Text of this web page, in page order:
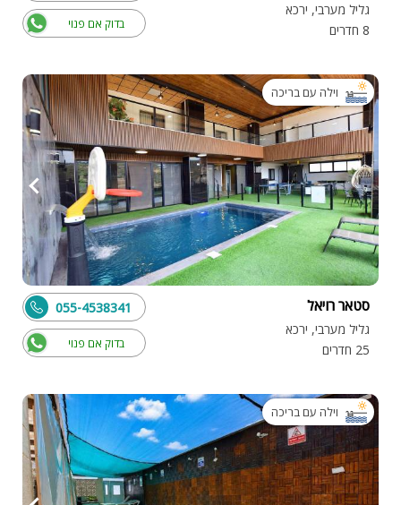
גליל מערבי, ירכא
8 חדרים
בדוק אם פנוי
וילה עם בריכה
סטאר רויאל
גליל מערבי, ירכא
25 חדרים
בדוק אם פנוי
055-4538341
וילה עם בריכה